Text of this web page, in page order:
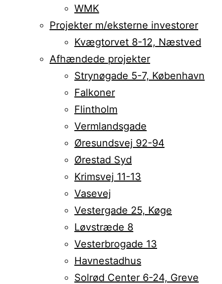
WMK
Projekter m/eksterne investorer
Kvægtorvet 8-12, Næstved
Afhændede projekter
Strynøgade 5-7, København
Falkoner
Flintholm
Vermlandsgade
Øresundsvej 92-94
Ørestad Syd
Krimsvej 11-13
Vasevej
Vestergade 25, Køge
Løvstræde 8
Vesterbrogade 13
Havnestadhus
Solrød Center 6-24, Greve